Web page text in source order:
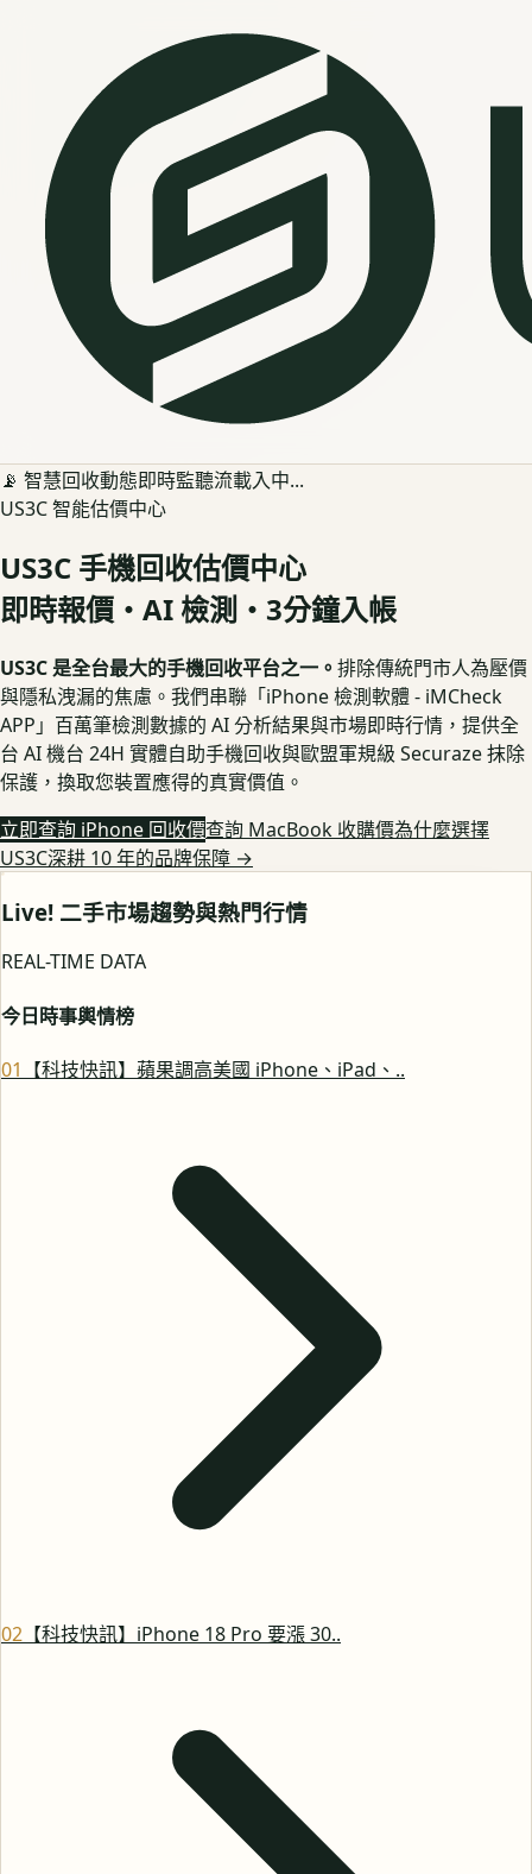
📡 智慧回收動態即時監聽流載入中...
US3C 智能估價中心
US3C 手機回收估價中心
即時報價・AI 檢測・3分鐘入帳
US3C 是全台最大的手機回收平台之一。 排除傳統門市人為壓價
與隱私洩漏的焦慮。我們串聯「iPhone 檢測軟體 - iMCheck
APP」百萬筆檢測數據的 AI 分析結果與市場即時行情，提供全
台 AI 機台 24H 實體自助手機回收與歐盟軍規級 Securaze 抹除
保護，換取您裝置應得的真實價值。
立即查詢 iPhone 回收價查詢 MacBook 收購價為什麼選擇
US3C深耕 10 年的品牌保障 →
Live! 二手市場趨勢與熱門行情
REAL-TIME DATA
今日時事輿情榜
01 【科技快訊】蘋果調高美國 iPhone、iPad、..
02 【科技快訊】iPhone 18 Pro 要漲 30..